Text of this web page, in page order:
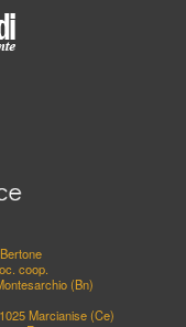
coop.
(Bn)
Marcianise (Ce)